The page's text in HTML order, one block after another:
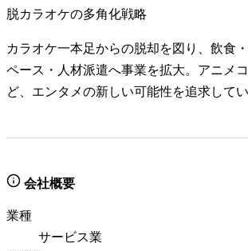
脱カラオケの多角化戦略
カラオケ一本足からの脱却を図り、飲食
ペース・人材派遣へ事業を拡大。アニメコ
ど、エンタメの新しい可能性を追求してい
会社概要
業種
サービス業